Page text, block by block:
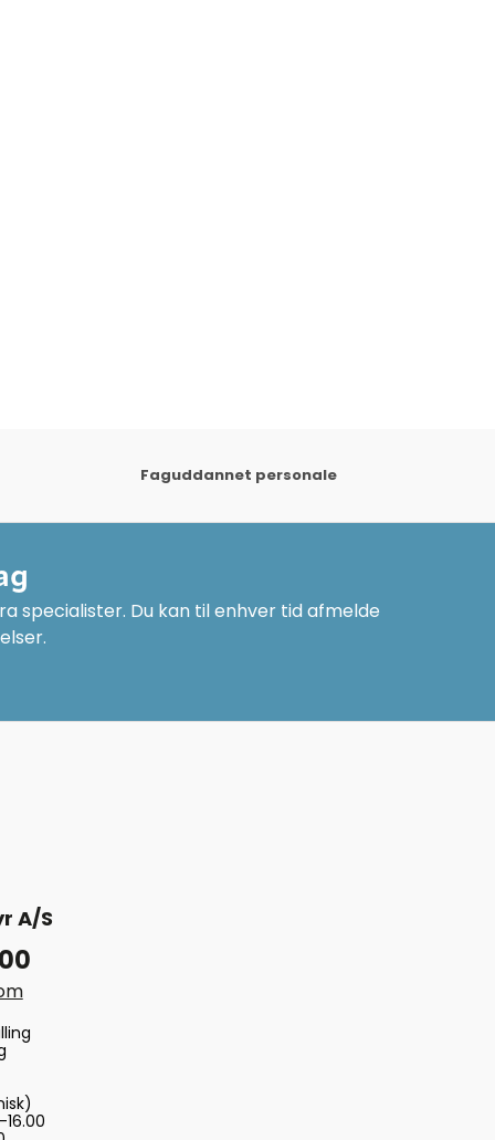
Faguddannet personale
specialister. Du kan til enhver tid afmelde
A/S